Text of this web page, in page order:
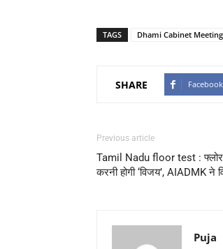
TAGS Dhami Cabinet
SHARE Facebook
Previous article
Tamil Nadu floor test : फ्लोर
करनी होगी ‘विजय’, AIADMK ने
Puja